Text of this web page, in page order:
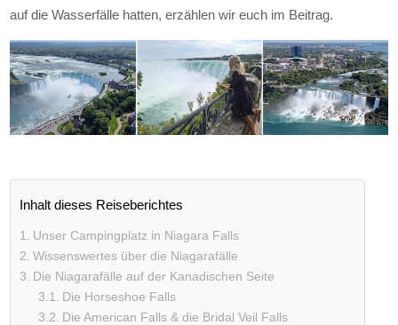
auf die Wasserfälle hatten, erzählen wir euch im Beitrag.
Inhalt dieses Reiseberichtes
Unser Campingplatz in Niagara Falls
Wissenswertes über die Niagarafälle
Die Niagarafälle auf der Kanadischen Seite
Die Horseshoe Falls
Die American Falls & die Bridal Veil Falls